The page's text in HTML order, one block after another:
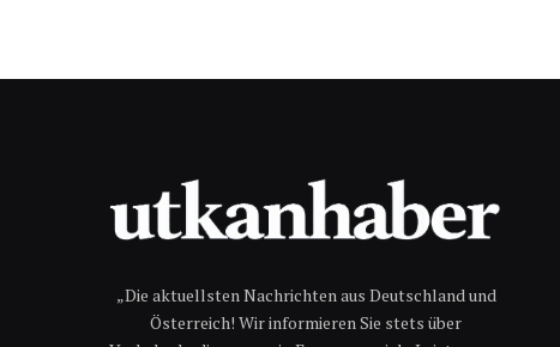
„Die aktuellsten Nachrichten aus Deutschland und
Österreich! Wir informieren Sie stets über